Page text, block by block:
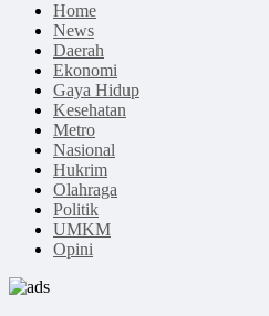
Home
News
Daerah
Ekonomi
Gaya Hidup
Kesehatan
Metro
Nasional
Hukrim
Olahraga
Politik
UMKM
Opini